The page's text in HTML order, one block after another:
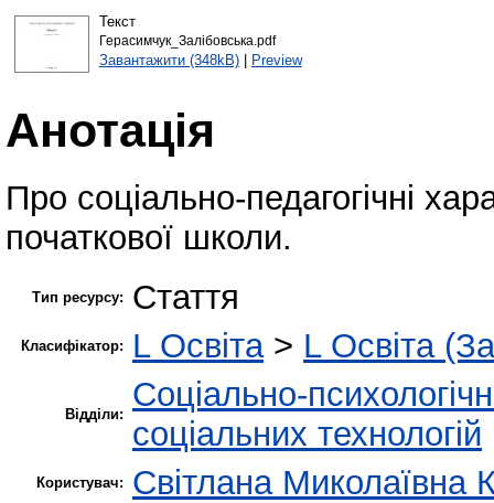
Текст
Герасимчук_Залібовська.pdf
Завантажити (348kB)| Preview
Анотація
Про соціально-педагогічні
початкової школи.
Тип ресурсу: Стаття
Класифікатор: L Освіта> L Освіта
Відділи:
Соціально-
соціальних технологій
Користувач: Світлана Миколаївна